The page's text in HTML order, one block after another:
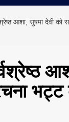
आशा, सुषमा देवी
भट्ट